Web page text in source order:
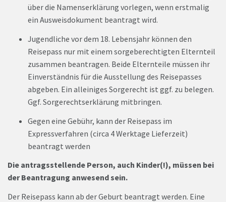
über die Namenserklärung vorlegen, wenn erstmalig
ein Ausweisdokument beantragt wird.
Jugendliche vor dem 18. Lebensjahr können den
Reisepass nur mit einem sorgeberechtigten Elternteil
zusammen beantragen. Beide Elternteile müssen ihr
Einverständnis für die Ausstellung des Reisepasses
abgeben. Ein alleiniges Sorgerecht ist ggf. zu belegen.
Ggf. Sorgerechtserklärung mitbringen.
Gegen eine Gebühr, kann der Reisepass im
Expressverfahren (circa 4 Werktage Lieferzeit)
beantragt werden
Die antragsstellende Person, auch Kinder(!), müssen bei
der Beantragung anwesend sein.
Der Reisepass kann ab der Geburt beantragt werden. Eine